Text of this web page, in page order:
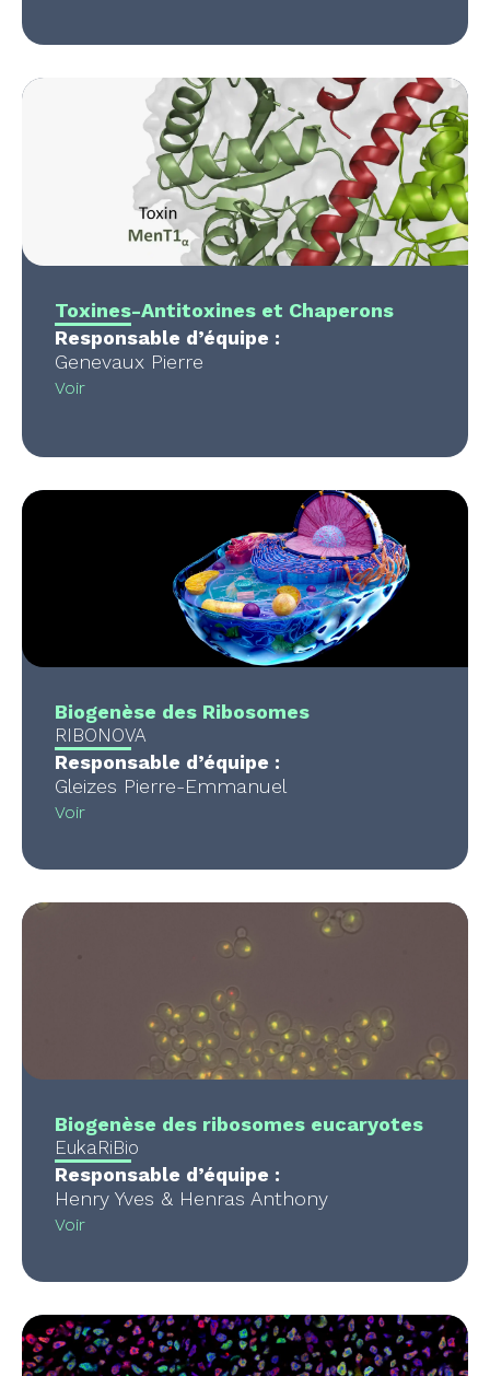
Toxines-Antitoxines et Chaperons
Responsable d’équipe :
Genevaux Pierre
Voir
Biogenèse des Ribosomes
RIBONOVA
Responsable d’équipe :
Gleizes Pierre-Emmanuel
Voir
Biogenèse des ribosomes eucaryotes
EukaRiBio
Responsable d’équipe :
Henry Yves & Henras Anthony
Voir